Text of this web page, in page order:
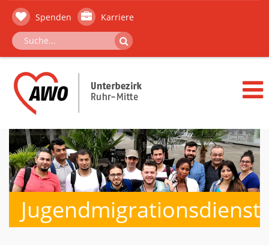
Spenden Karriere
Jugendmigrationsdienst